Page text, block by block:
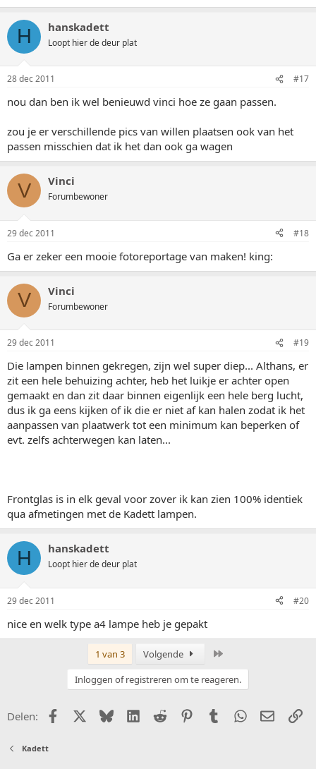
H hanskadett
Loopt hier de deur plat
28 dec 2011 #17
nou dan ben ik wel benieuwd vinci hoe ze gaan passen.
zou je er verschillende pics van willen plaatsen ook van het
passen misschien dat ik het dan ook ga wagen
V Vinci
Forumbewoner
29 dec 2011 #18
Ga er zeker een mooie fotoreportage van maken! king:
V Vinci
Forumbewoner
29 dec 2011 #19
Die lampen binnen gekregen, zijn wel super diep... Althans, er
zit een hele behuizing achter, heb het luikje er achter open
gemaakt en dan zit daar binnen eigenlijk een hele berg lucht,
dus ik ga eens kijken of ik die er niet af kan halen zodat ik het
aanpassen van plaatwerk tot een minimum kan beperken of
evt. zelfs achterwegen kan laten...
Frontglas is in elk geval voor zover ik kan zien 100% identiek
qua afmetingen met de Kadett lampen.
H hanskadett
Loopt hier de deur plat
29 dec 2011 #20
nice en welk type a4 lampe heb je gepakt
1 van 3 Volgende
Inloggen of registreren om te reageren.
Delen: FacebookX (Twitter)
BlueskyLinkedIn
Reddit PinterestTumblr WhatsApp
E-mail
Kadett